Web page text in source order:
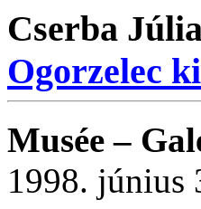
Cserba
Ogorzelec
Musée –
1998. június